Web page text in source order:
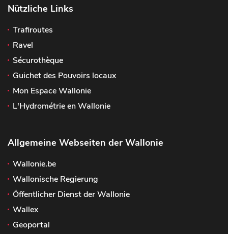
Nützliche Links
Trafiroutes
Ravel
Sécurothèque
Guichet des Pouvoirs locaux
Mon Espace Wallonie
L'Hydrométrie en Wallonie
Allgemeine Webseiten der Wallonie
Wallonie.be
Wallonische Regierung
Öffentlicher Dienst der Wallonie
Wallex
Geoportal